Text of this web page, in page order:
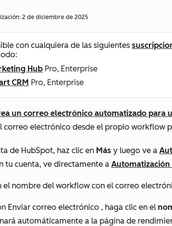
2 de diciembre de 2025
con cualquiera de las siguientes
Hub Pro, Enterprise
CRM Pro, Enterprise
un correo electrónico automatizado para
correo electrónico desde el propio workflow
de HubSpot, haz clic en Más y luego ve a
tu cuenta, ve directamente a Automatización
el nombre del workflow con el correo
Enviar correo electrónico , haga clic en el
automáticamente a la página de